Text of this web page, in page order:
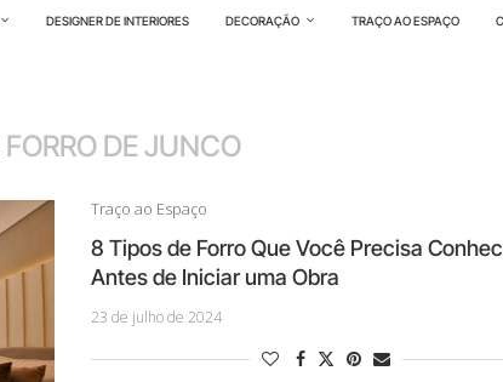
DESIGNER DE INTERIORES DECORAÇÃO TRAÇO AO ESPAÇO
FORRO DE JUNCO
Traço ao Espaço
8 Tipos de Forro Que Você Precisa
Antes de Iniciar uma Obra
23 de julho de 2024